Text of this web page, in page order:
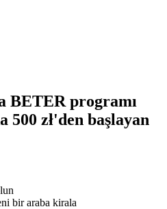
BETER programı
500 zł'den başlayan
bir araba kirala